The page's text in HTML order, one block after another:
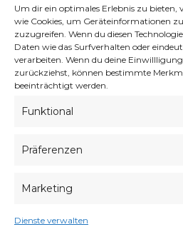
Um dir ein optimales Erlebnis zu bieten,
wie Cookies, um Geräteinformationen
zuzugreifen. Wenn du diesen
Daten wie das Surfverhalten oder
verarbeiten. Wenn du deine
zurückziehst, können bestimmte
beeinträchtigt werden.
Funktional
Präferenzen
Marketing
Dienste verwalten
gestalten. Die ganz
mit unserer Osterhäsin
absolvieren.Bei
wurde …
Ergebnisse